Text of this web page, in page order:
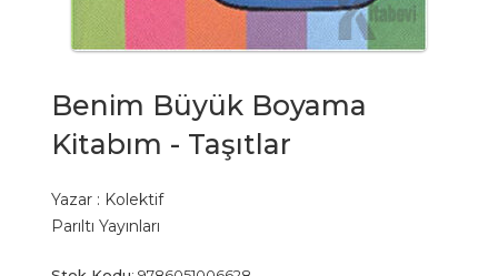
Benim Büyük Boyama
Kitabım - Taşıtlar
Yazar : Kolektif
Parıltı Yayınları